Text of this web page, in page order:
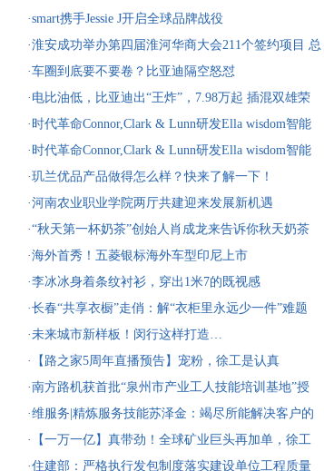
重礼遇，助你轻松与宠同行
·smart携手Jessie J开启全球品牌战役
·淮安成功举办第四届淮河华商大会211个签约项目 总
投资1486.4亿元
·车圈到底要不要卷？比亚迪隔空怒怼
·电比油低，比亚迪出“王炸”，7.98万起 插混双雄荣
耀出击
·时代革命Connor,Clark & Lunn研发Ella wisdom智能
投资软件
·时代革命Connor,Clark & Lunn研发Ella wisdom智能
投资软件
·玑兰优品产品做得怎么样？快来了解一下！
·河南农业职业学院两厅共建迎来发展新机遇
·“秋天第一杯奶茶”创始人肖成龙来告诉你秋天奶茶
真正的含义
·海外首秀！五菱银标海外车型印尼上市
·李冰冰身着条纹衬衫，穿出1米7的既视感
·长春“共享衣橱”走俏：解“衣柜里永远少一件”难题
·未来城市新样板！闵行这样打造…
·【路之家5周年直播预告】宠粉，徐工是认真
的！！！
·南方路机获首批“泉州市产业工人技能培训基地”授
牌
·维服务|精炼服务技能苏泽金：竭尽所能解决客户的
问题
·【一万一亿】真带劲！全球矿业巨头再加单，徐工
装载机又火了！
·住建部：严格执行发包制度落实建设单位工程质量